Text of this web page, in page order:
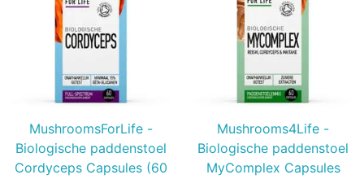
MushroomsForLife -
Biologische paddenstoel
Cordyceps Capsules (60
Mushrooms4Life -
Biologische paddenstoel
MyComplex Capsules